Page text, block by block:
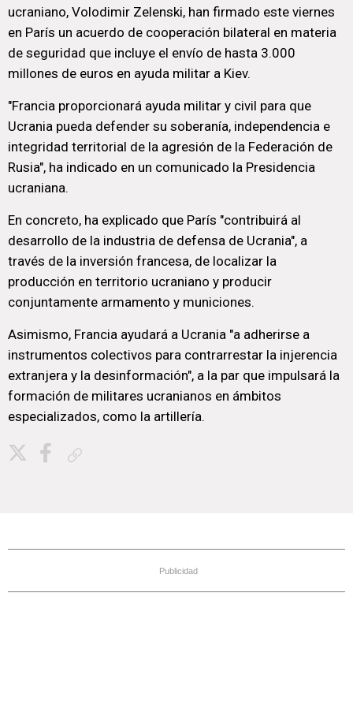
ucraniano, Volodimir Zelenski, han firmado este viernes
en París un acuerdo de cooperación bilateral en materia
de seguridad que incluye el envío de hasta 3.000
millones de euros en ayuda militar a Kiev.
"Francia proporcionará ayuda militar y civil para que
Ucrania pueda defender su soberanía, independencia e
integridad territorial de la agresión de la Federación de
Rusia", ha indicado en un comunicado la Presidencia
ucraniana.
En concreto, ha explicado que París "contribuirá al
desarrollo de la industria de defensa de Ucrania", a
través de la inversión francesa, de localizar la
producción en territorio ucraniano y producir
conjuntamente armamento y municiones.
Asimismo, Francia ayudará a Ucrania "a adherirse a
instrumentos colectivos para contrarrestar la injerencia
extranjera y la desinformación", a la par que impulsará la
formación de militares ucranianos en ámbitos
especializados, como la artillería.
Publicidad